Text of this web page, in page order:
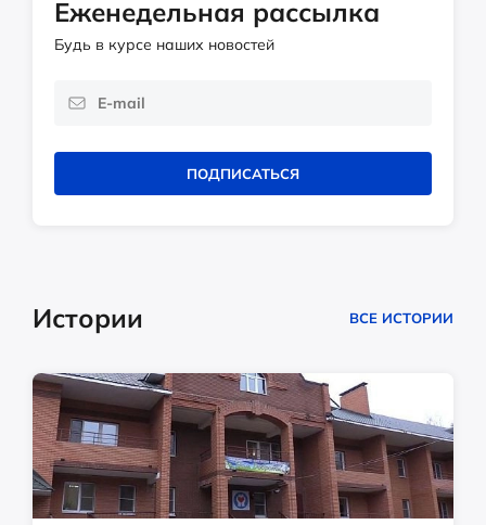
Еженедельная рассылка
Будь в курсе наших новостей
ПОДПИСАТЬСЯ
Истории ВСЕ ИСТОРИИ